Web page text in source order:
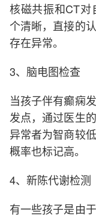
核磁共振和CT
个清晰，直接的
存在异常。
3、脑电图检查
当孩子伴有癫痫
发点，通过医生
异常者为智商较
概率也标记高。
4、新陈代谢检测
有一些孩子是由